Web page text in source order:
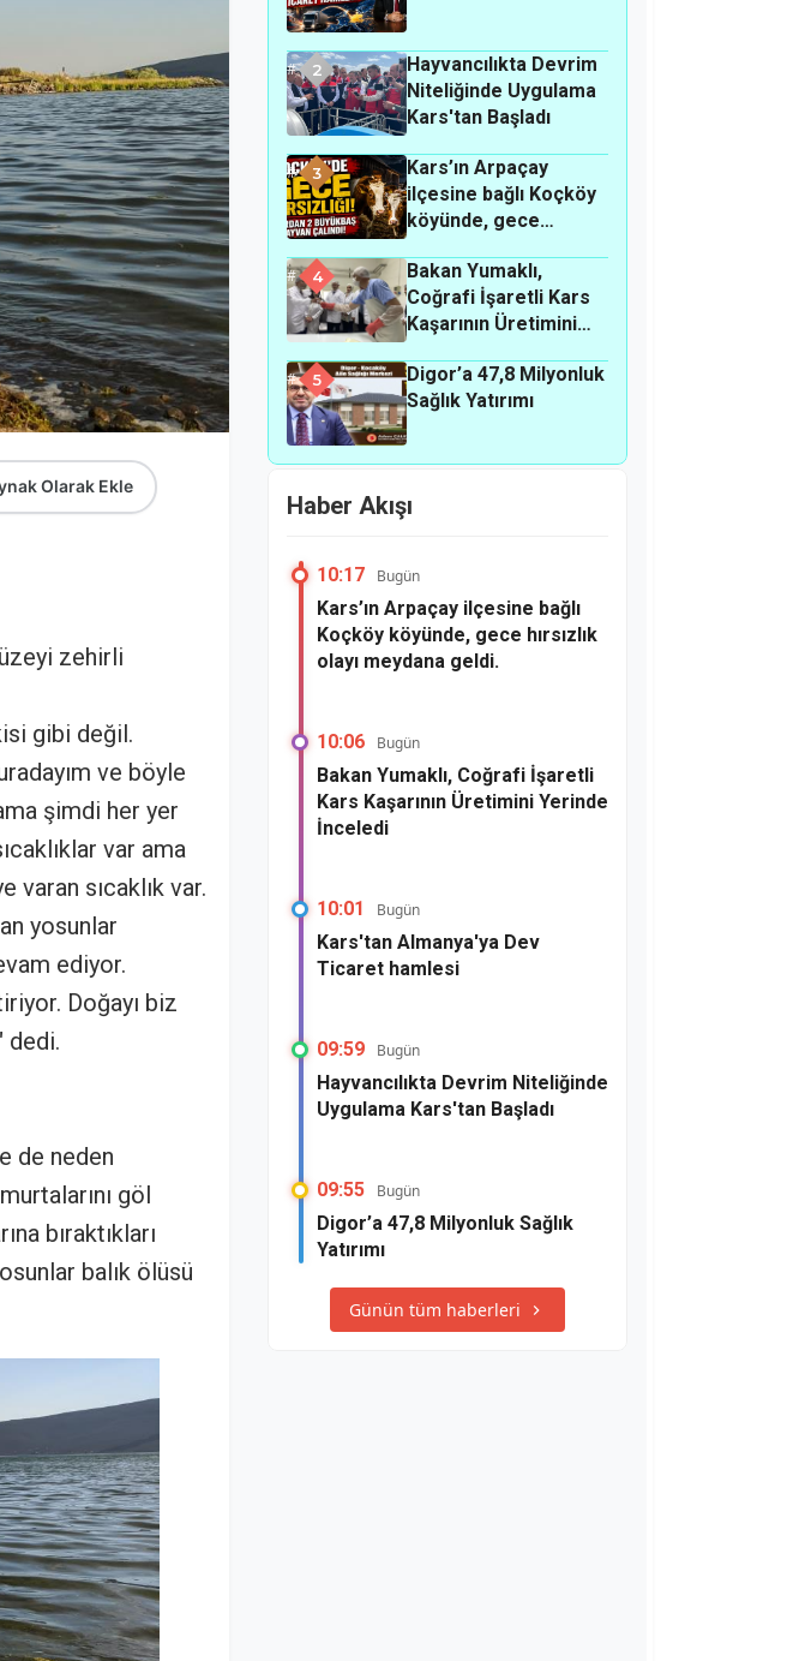
Olarak Ekle
zehirli
gibi değil.
ve böyle
şimdi her yer
var ama
varan sıcaklık var.
yosunlar
ediyor.
Doğayı biz
dedi.
de neden
göl
bıraktıkları
balık ölüsü
2
Hayvancılıkta Devrim
Niteliğinde Uygulama
Kars'tan Başladı
3
Kars’ın Arpaçay
ilçesine bağlı Koçköy
köyünde, gece
meydana geldi.
4
Bakan Yumaklı,
Coğrafi İşaretli Kars
Kaşarının Üretimini
5
Digor’a 47,8 Milyonluk
Sağlık Yatırımı
Haber Akışı
10:17 Bugün
Kars’ın Arpaçay ilçesine bağlı
Koçköy köyünde, gece hırsızlık
olayı meydana geldi.
10:06 Bugün
Bakan Yumaklı, Coğrafi İşaretli
Kars Kaşarının Üretimini Yerinde
İnceledi
10:01 Bugün
Kars'tan Almanya'ya Dev
Ticaret hamlesi
09:59 Bugün
Hayvancılıkta Devrim Niteliğinde
Uygulama Kars'tan Başladı
09:55 Bugün
Digor’a 47,8 Milyonluk Sağlık
Yatırımı
Günün tüm haberleri